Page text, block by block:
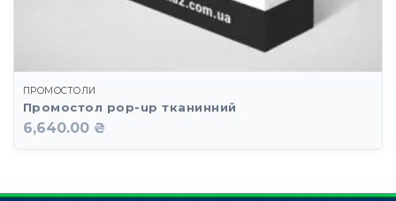
ПРОМОСТОЛИ
Промостол pop-up тканинний
6,640.00 ₴